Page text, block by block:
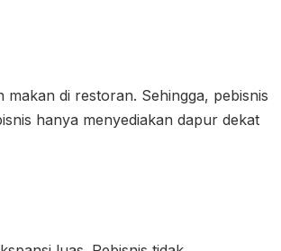
di restoran. Sehingga, pebisnis
hanya menyediakan dapur dekat